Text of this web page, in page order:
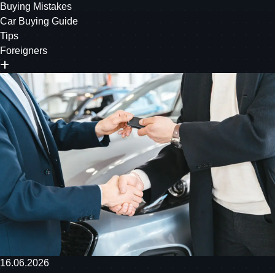
Buying Mistakes
Car Buying Guide
Tips
Foreigners
16.06.2026